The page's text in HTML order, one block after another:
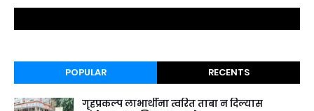
POPULAR RECENTS
गृहप्रकल्प लाभार्थींना त्वरित ताबा न दिल्यास